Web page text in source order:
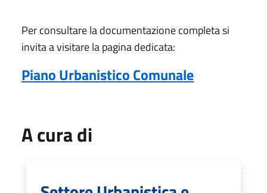
Per consultare la documentazione completa si
invita a visitare la pagina dedicata:
Piano Urbanistico Comunale
A cura di